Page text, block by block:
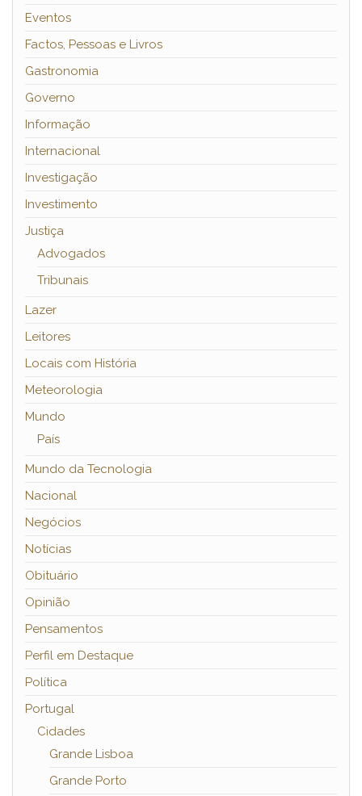
Eventos
Factos, Pessoas e Livros
Gastronomia
Governo
Informação
Internacional
Investigação
Investimento
Justiça
Advogados
Tribunais
Lazer
Leitores
Locais com História
Meteorologia
Mundo
País
Mundo da Tecnologia
Nacional
Negócios
Notícias
Obituário
Opinião
Pensamentos
Perfil em Destaque
Política
Portugal
Cidades
Grande Lisboa
Grande Porto